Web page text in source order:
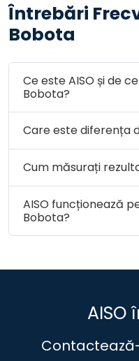
Comuna Horoatu
Comuna Ip
Comuna Lozna
Comuna Marca
Comuna Nuşfalău
Comuna Românaşi
Comuna Sălăţig
Comuna Sânmihaiu
Comuna Şimişna
Comuna Zimbor
Întrebări
Bobota
Ce este AISO și de
Bobota?
Care este diferența
Cum măsurați
AISO funcționează
Bobota?
AISO